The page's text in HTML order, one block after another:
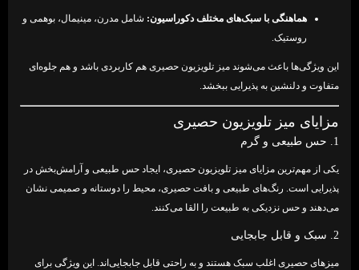
هماهنگی با سبک‌های مختلف دکوراسیون: شامل مدرن، مینیمال، بوهمی و
روستیک.
این ویژگی‌ها باعث می‌شوند میز تلویزیون حصیری هم کاربردی باشد و هم جلوه‌ای
متفاوت و دلنشین به پذیرایی ببخشد.
مزایای میز تلویزیون حصیری
1. حس طبیعی و گرم
یکی از مهم‌ترین مزایای میز تلویزیون حصیری، ایجاد حس طبیعی و آرامش‌بخش در
پذیرایی است. رنگ‌های طبیعی و بافت حصیری، محیط را دوستانه و صمیمی نشان
می‌دهند و حس نزدیکی به طبیعت را القا می‌کنند.
2. سبک و قابل جابجایی
میزهای حصیری اغلب سبک هستند و به راحتی قابل جابجایی‌اند. این ویژگی برای